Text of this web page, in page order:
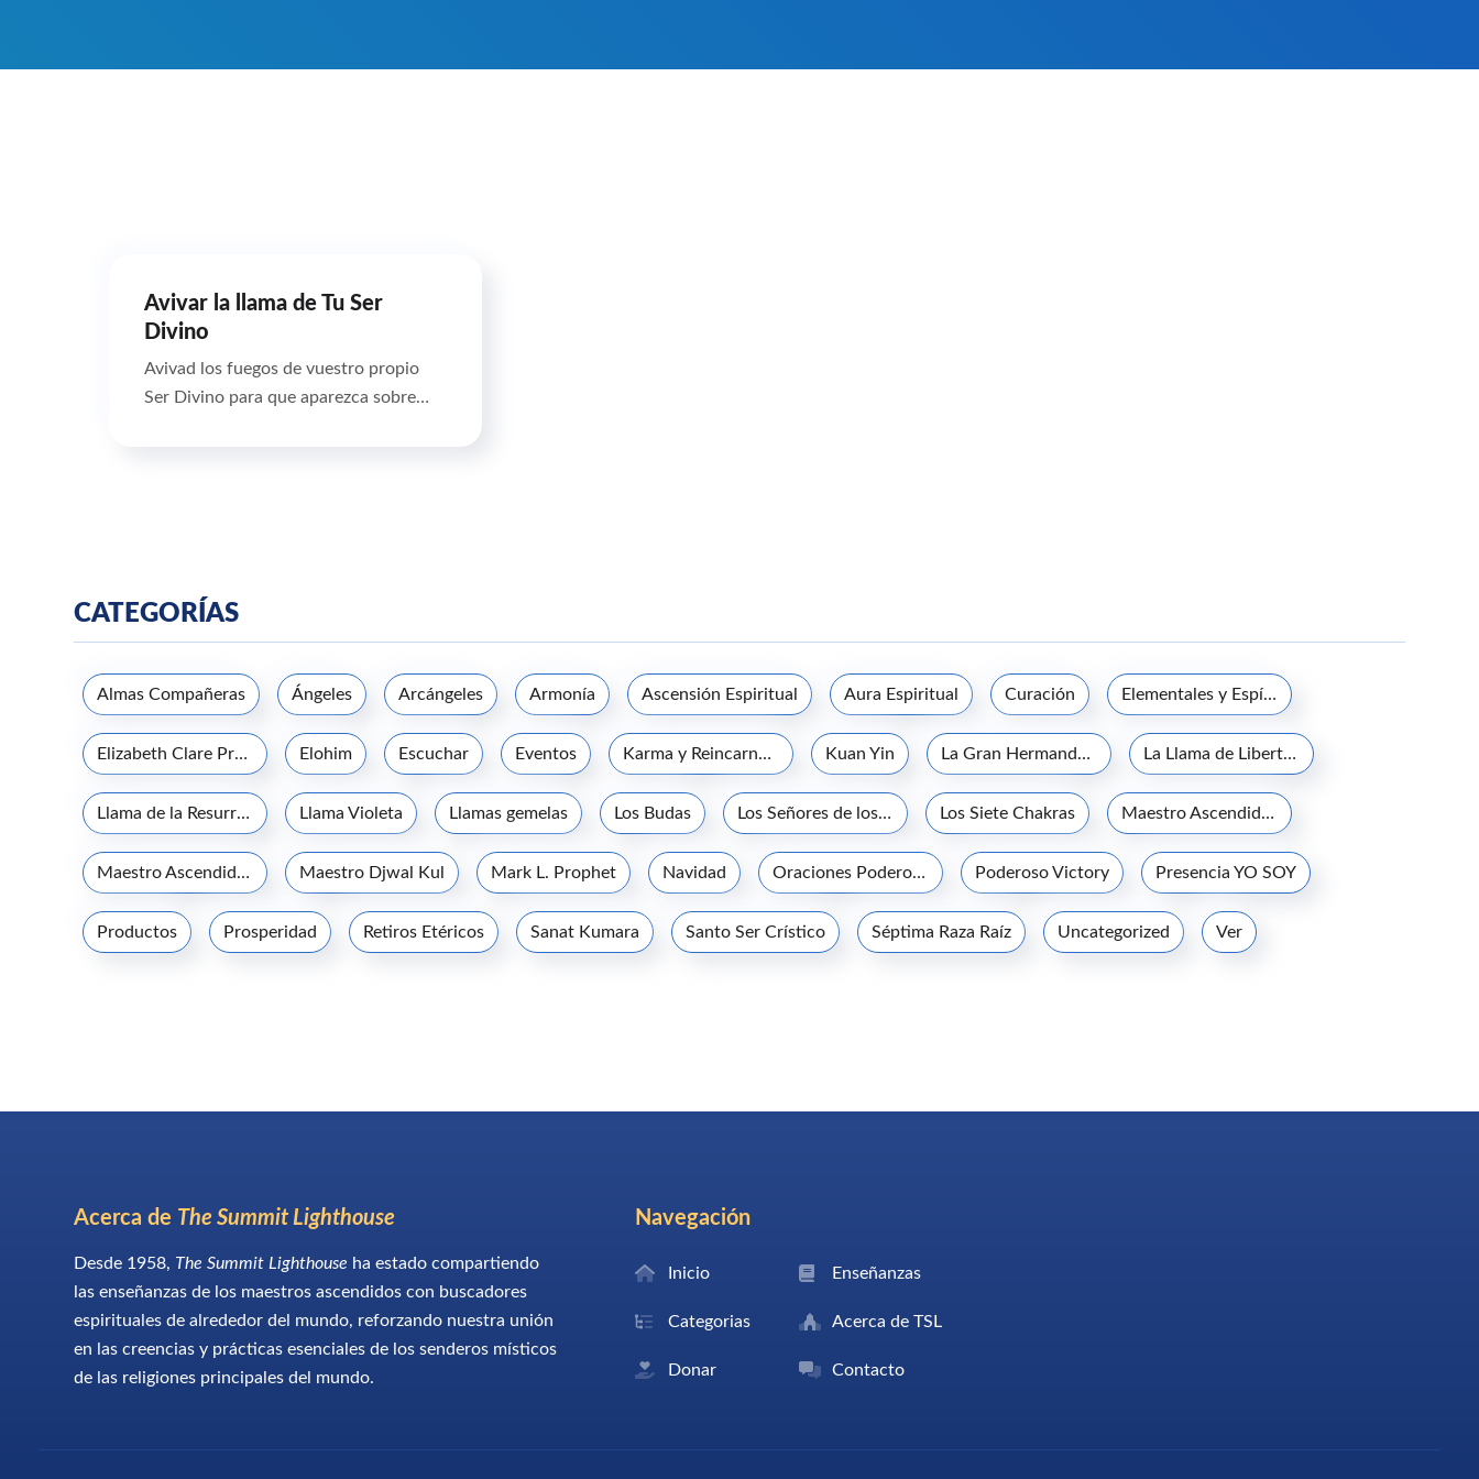
Avivar la llama de Tu Ser
Divino
Avivad los fuegos de vuestro propio
Ser Divino para que aparezca sobre…
CATEGORÍAS
Almas Compañeras Ángeles Arcángeles Armonía Ascensión Espiritual Aura Espiritual Curación Elementales y Espíritus de la naturaleza
Elizabeth Clare Prophet Elohim Escuchar Eventos Karma y Reincarnación Kuan Yin La Gran Hermandad Blanca La Llama de Libertad
Llama de la Resurrección Llama Violeta Llamas gemelas Los Budas Los Señores de los Siete Rayos Los Siete Chakras Maestro Ascendido Jesucristo
Maestro Ascendido Kuthumi Maestro Djwal Kul Mark L. Prophet Navidad Oraciones Poderosas Poderoso Victory Presencia YO SOY
Productos Prosperidad Retiros Etéricos Sanat Kumara Santo Ser Crístico Séptima Raza Raíz Uncategorized Ver
Acerca de The Summit Lighthouse
Desde 1958, The Summit Lighthouse ha estado compartiendo
las enseñanzas de los maestros ascendidos con buscadores
espirituales de alrededor del mundo, reforzando nuestra unión
en las creencias y prácticas esenciales de los senderos místicos
de las religiones principales del mundo.
Navegación
Inicio Enseñanzas
Categorias Acerca de TSL
Donar Contacto